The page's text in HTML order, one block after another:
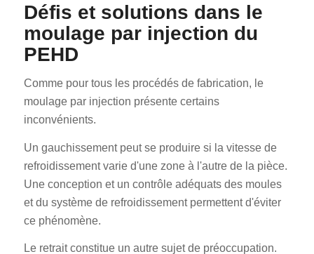
Défis et solutions dans le
moulage par injection du
PEHD
Comme pour tous les procédés de fabrication, le
moulage par injection présente certains
inconvénients.
Un gauchissement peut se produire si la vitesse de
refroidissement varie d'une zone à l'autre de la pièce.
Une conception et un contrôle adéquats des moules
et du système de refroidissement permettent d'éviter
ce phénomène.
Le retrait constitue un autre sujet de préoccupation.